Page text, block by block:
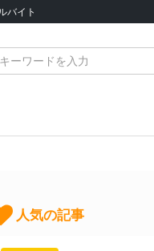
バイト
人気の記事